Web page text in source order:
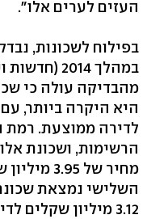
העזים לערים אלו".
בפילוח לשכונות,
מהבדיקה עולה כי
לדירה ממוצעת.
הרשימות, ושכונת
מחיר של
השלישי נמצאת
3.12 מיליון שקלים לדירה ממוצעת.